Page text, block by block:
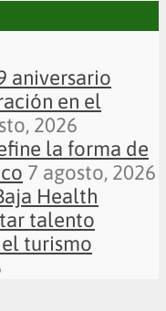
aniversario
en el
2026
la forma de
7 agosto, 2026
Health
talento
turismo